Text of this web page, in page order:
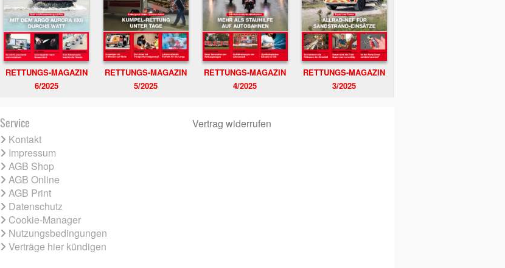
RETTUNGS-MAGAZIN
6/2025
RETTUNGS-MAGAZIN
5/2025
RETTUNGS-MAGAZIN
4/2025
RETTUNGS-MAGAZIN
3/2025
Service
Kontakt
Impressum
AGB Shop
AGB Online
AGB Print
Datenschutz
Cookie-Manager
Nutzungsbedingungen
Verträge hier kündigen
Vertrag widerrufen